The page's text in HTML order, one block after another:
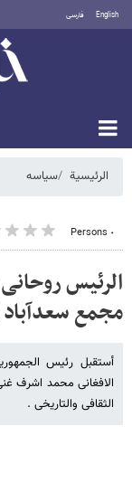
English فارسی
الرئيسية سیاسه
٠ Persons
الرئیس
مجمع سعدآباد
أستقبل رئیس
الافغانی محمد اشرف
الثقافی والتاریخی .